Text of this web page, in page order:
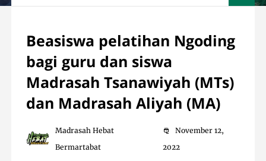
Beasiswa pelatihan Ngoding
bagi guru dan siswa
Madrasah Tsanawiyah (MTs)
dan Madrasah Aliyah (MA)
Madrasah Hebat
Bermartabat
November 12,
2022